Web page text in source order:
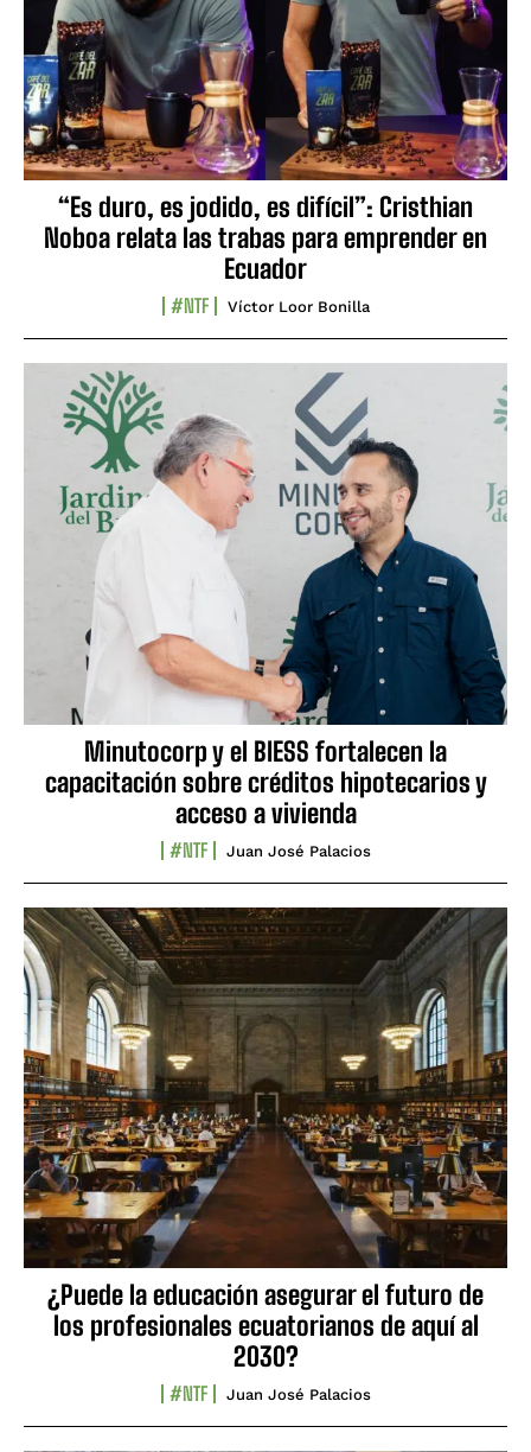
“Es duro, es jodido, es difícil”: Cristhian
Noboa relata las trabas para emprender en
Ecuador
#NTF Víctor Loor Bonilla
Minutocorp y el BIESS fortalecen la
capacitación sobre créditos hipotecarios y
acceso a vivienda
#NTF Juan José Palacios
¿Puede la educación asegurar el futuro de
los profesionales ecuatorianos de aquí al
2030?
#NTF Juan José Palacios